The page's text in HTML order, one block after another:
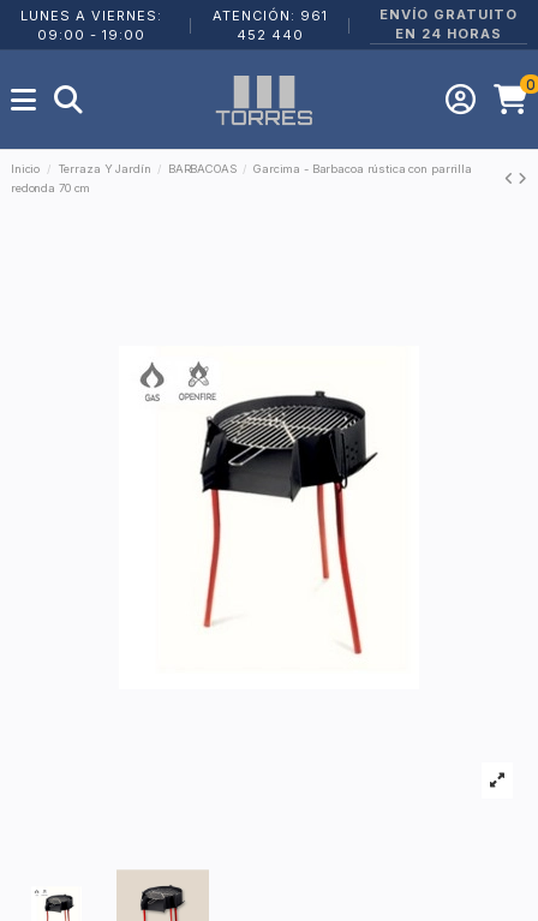
LUNES A VIERNES:
09:00 - 19:00
ATENCIÓN: 961
452 440
ENVÍO GRATUITO
EN 24 HORAS
0
Inicio Terraza Y Jardín BARBACOAS
Garcima - Barbacoa rústica con parrilla
redonda 70 cm